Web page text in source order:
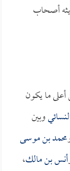
أصحاب
أعلى ما يكون
وبين
محمد بن موسى
أنس بن مالك،